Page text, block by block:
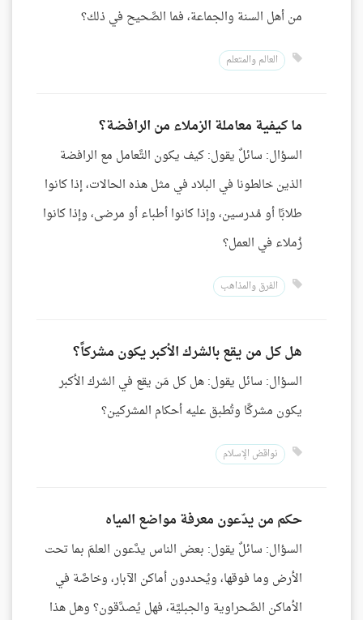
من أهل السنة والجماعة، فما الصَّحيح في ذلك؟
العالم والمتعلم
ما كيفية معاملة الزملاء من الرافضة؟
السؤال: سائلٌ يقول: كيف يكون التَّعامل مع الرافضة
الذين خالطونا في البلاد في مثل هذه الحالات، إذا كانوا
طلابًا أو مُدرسين، وإذا كانوا أطباء أو مرضى، وإذا كانوا
زُملاء في العمل؟
الفرق والمذاهب
هل كل من يقع بالشرك الأكبر يكون مشركاً؟
السؤال: سائل يقول: هل كل مَن يقع في الشرك الأكبر
يكون مشركًا وتُطبق عليه أحكام المشركين؟
نواقض الإسلام
حكم من يدّعون معرفة مواضع المياه
السؤال: سائلٌ يقول: بعض الناس يدَّعون العلمَ بما تحت
الأرض وما فوقها، ويُحددون أماكن الآبار، وخاصَّة في
الأماكن الصَّحراوية والجبليَّة، فهل يُصدَّقون؟ وهل هذا